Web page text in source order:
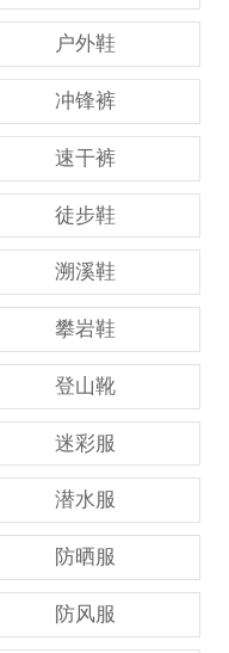
户外鞋
冲锋裤
速干裤
徒步鞋
溯溪鞋
攀岩鞋
登山靴
迷彩服
潜水服
防晒服
防风服